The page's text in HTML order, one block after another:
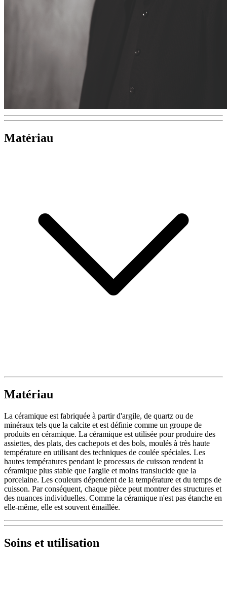
Matériau
Matériau
La céramique est fabriquée à partir d'argile, de quartz ou de
minéraux tels que la calcite et est définie comme un groupe de
produits en céramique. La céramique est utilisée pour produire des
assiettes, des plats, des cachepots et des bols, moulés à très haute
température en utilisant des techniques de coulée spéciales. Les
hautes températures pendant le processus de cuisson rendent la
céramique plus stable que l'argile et moins translucide que la
porcelaine. Les couleurs dépendent de la température et du temps de
cuisson. Par conséquent, chaque pièce peut montrer des structures et
des nuances individuelles. Comme la céramique n'est pas étanche en
elle-même, elle est souvent émaillée.
Soins et utilisation